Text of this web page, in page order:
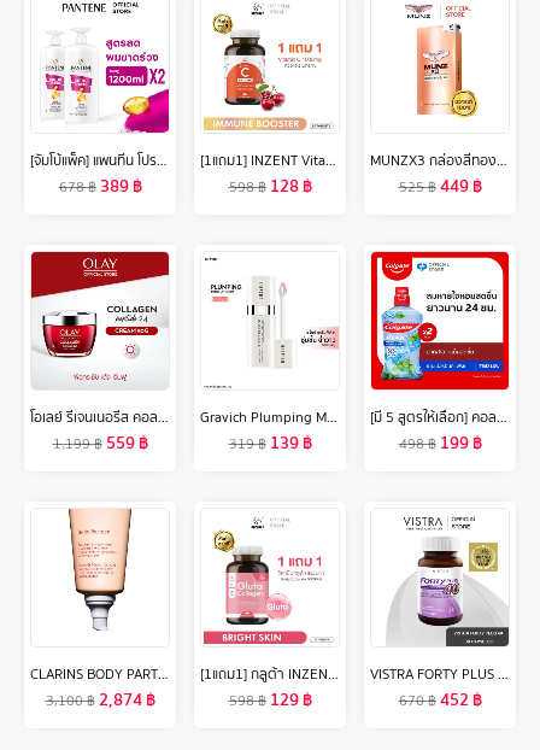
[จัมโบ้แพ็ค] แพนทีน โปร-วี สูตรลดผมขาดหลุดร่วง แชมพู 1.2 ลิตร. x2 ผลิตภัณฑ์ดูแลผม บํารุงผม Pantene Pro-V Hair Fall Control Shampoo 1.2 L. x2
678฿ 389฿
[1แถม1] INZENT Vitamin C 1000mg. วิตามินซี 1000มก. (30 เม็ด) วิตามินซี 1000 มิลลิกรัม Acerola Cherry ผิว
598฿ 128฿
MUNZX3 กล่องสีทอง โปรโมชั่น1กล่องใหม่ (10 แคปซูล ) 1 กล่อง อาหารเสริมสำหรับผู้ชาย
525฿449฿
โอเลย์ รีเจนเนอรีส คอลลาเจน-เปปไทด์24 ครีม 50 กรัม. ลดเลือนริ้วรอย สกินแคร์ Olay Regenerist Collagen-Peptide24 Moisturizer Cream 50G
1,199฿ 559฿
Gravich Plumping Moist Lip Serum 10 g
319฿ 139฿
[มี 5 สูตรให้เลือก] คอลเกต น้ำยาบ้วนปาก พลักซ์ 750 มล.รวม 2 ขวด [Available in 5 variants] Colgate Plax Mouthwash 750 ml Total 2 bottles
498฿ 199฿
CLARINS BODY PARTNER STRETCH MARK EXPERT 175ML คลาแรงส์ สเตรท มาร์ค เอ็กซ์เพิร์ท ครีมลดรอยแตก มอยส์เจอไรเซอร์ บำรุงผิว โลชั่นบำรุงผิว
3,100฿2,874฿
[1แถม1] กลูต้า INZENT Gluta Collagen 1000MG (30 เม็ด) แอล กลูต้า พลัส คอลลาเจน สูตรเข้มข้น 1,000 mg ผิว
598฿ 129฿
VISTRA FORTY PLUS - วิสทร้า ผลิตภัณฑ์เสริมอาหารผงจมูกถั่วเหลืองผสมสารสกัดจากตังกุย, วิตามินรวม และน้ำมันอีฟนิ่งพริมโรส (30 เม็ด)
670฿452฿